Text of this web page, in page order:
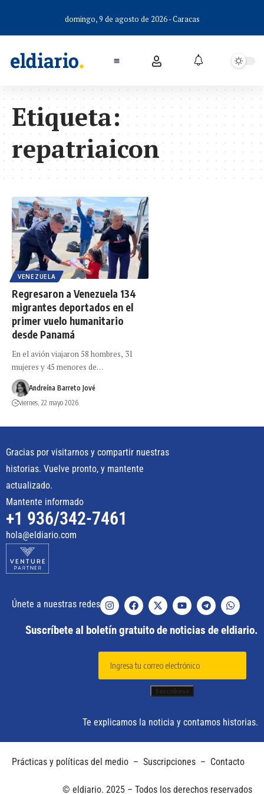
domingo, 9 de agosto de 2026 - Caracas
Etiqueta:
repatriaicon
VENEZUELA
Regresaron a Venezuela 134
migrantes deportados en el
primer vuelo humanitario
desde Panamá
En el avión viajaron 58 hombres, 31
mujeres y 45 menores de…
Andreína Barreto Jové
viernes, 22 mayo 2026
Gracias por visitarnos y compartir nuestras
historias. Vuelve pronto, y mantente
actualizado.
Mantente informado
+1 936/342-7461
hola@eldiario.com
Únete a nuestras redes
Suscríbete al boletín gratuito de noticias de eldiario.
Te explicamos la noticia y contamos historias.
Prácticas y políticas del medio – Suscripciones – Contacto
© eldiario. 2025 – Todos los derechos reservados